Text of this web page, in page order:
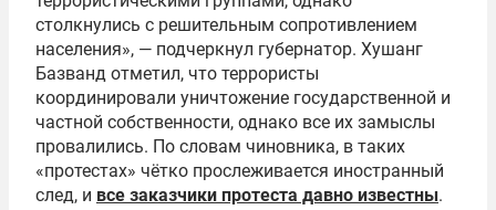
столкнулись с решительным сопротивлением
населения», — подчеркнул губернатор. Хушанг
Базванд отметил, что террористы
координировали уничтожение государственной и
частной собственности, однако все их замыслы
провалились. По словам чиновника, в таких
«протестах» чётко прослеживается иностранный
след, и все заказчики протеста давно известны.